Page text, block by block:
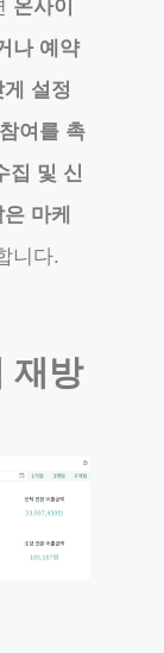
온사이
나 예약
설정
여를 촉
집 및 신
마케
니다.
재방